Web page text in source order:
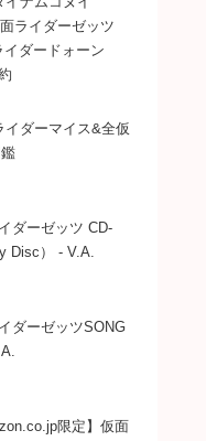
ライダーゼッツ
ダードォーン
イダーマイス&全仮
ダーゼッツ CD-
Disc） - V.A.
ダーゼッツSONG
限定】仮面